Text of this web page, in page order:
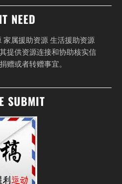
NEED
家属援助资源 生活援助资源
提供资源连接和协助核实信
赠或者转赠事宜。
SUBMIT